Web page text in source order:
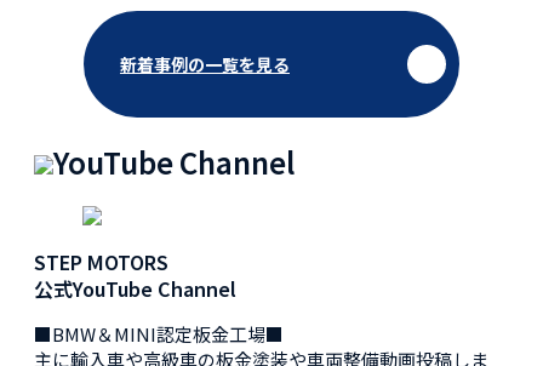
新着事例の一覧を見る
YouTube Channel
STEP MOTORS
公式YouTube Channel
■BMW＆MINI認定板金工場■
主に輸入車や高級車の板金塗装や車両整備動画投稿しま